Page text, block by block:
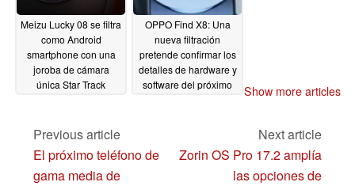
Meizu Lucky 08 se filtra
como Android
smartphone con una
joroba de cámara
única Star Track
OPPO Find X8: Una
nueva filtración
pretende confirmar los
detalles de hardware y
software del próximo
Show more articles
Previous article
El próximo teléfono de
gama media de
Next article
Zorin OS Pro 17.2 amplía
las opciones de